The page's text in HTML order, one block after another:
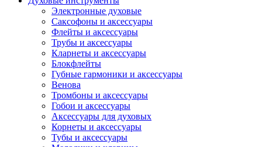
Электронные духовые
Саксофоны и аксессуары
Флейты и аксессуары
Трубы и аксессуары
Кларнеты и аксессуары
Блокфлейты
Губные гармоники и аксессуары
Венова
Тромбоны и аксессуары
Гобои и аксессуары
Аксессуары для духовых
Корнеты и аксессуары
Тубы и аксессуары